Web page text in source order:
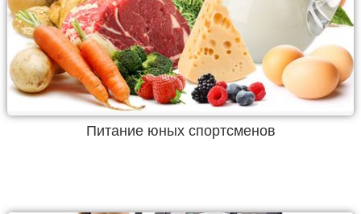
Питание юных спортсменов